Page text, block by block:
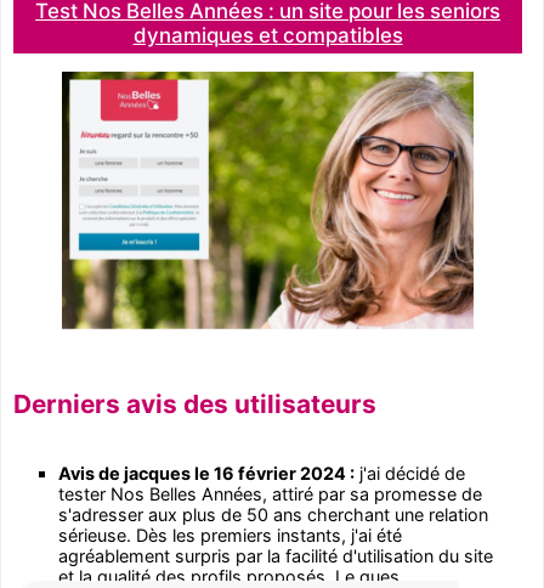
Test Nos Belles Années : un site pour les seniors
dynamiques et compatibles
Derniers avis des utilisateurs
Avis de jacques le 16 février 2024 : j'ai décidé de
tester Nos Belles Années, attiré par sa promesse de
s'adresser aux plus de 50 ans cherchant une relation
sérieuse. Dès les premiers instants, j'ai été
agréablement surpris par la facilité d'utilisation du site
et la qualité des profils proposés. Le ques...